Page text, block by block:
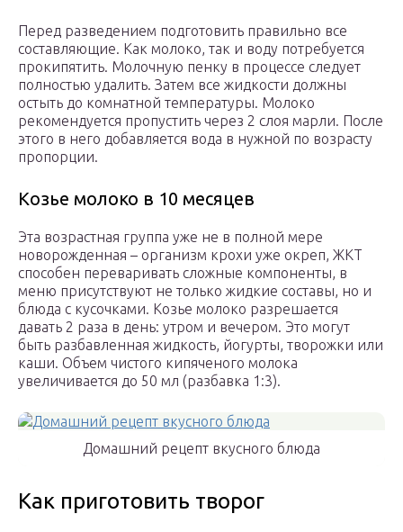
Перед разведением подготовить правильно все
составляющие. Как молоко, так и воду потребуется
прокипятить. Молочную пенку в процессе следует
полностью удалить. Затем все жидкости должны
остыть до комнатной температуры. Молоко
рекомендуется пропустить через 2 слоя марли. После
этого в него добавляется вода в нужной по возрасту
пропорции.
Козье молоко в 10 месяцев
Эта возрастная группа уже не в полной мере
новорожденная – организм крохи уже окреп, ЖКТ
способен переваривать сложные компоненты, в
меню присутствуют не только жидкие составы, но и
блюда с кусочками. Козье молоко разрешается
давать 2 раза в день: утром и вечером. Это могут
быть разбавленная жидкость, йогурты, творожки или
каши. Объем чистого кипяченого молока
увеличивается до 50 мл (разбавка 1:3).
Домашний рецепт вкусного блюда
Как приготовить творог